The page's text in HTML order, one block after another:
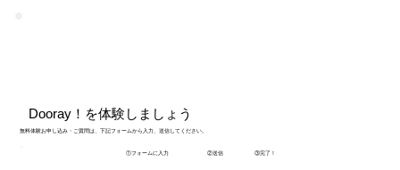
Dooray！を体験しましょう
無料体験お申し込み・ご質問は、下記フォームから入力、送信してください。
①フォームに入力 ②​送信 ③​完了！